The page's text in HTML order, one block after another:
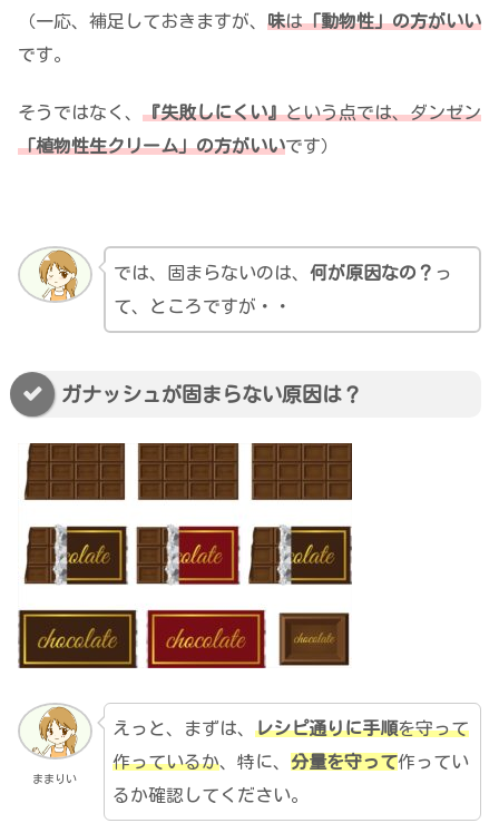
（一応、補足しておきますが、 味は「動物性」の方がいい
です。
そうではなく、 『失敗しにくい』という点では、ダンゼン
「植物性生クリーム」の方がいいです）
では、固まらないのは、 何が原因なの？ っ
て、ところですが・・
ガナッシュが固まらない原因は？
ままりい
えっと、まずは、 レシピ通りに手順を守って
作っているか、特に、 分量を守って作ってい
るか確認してください。